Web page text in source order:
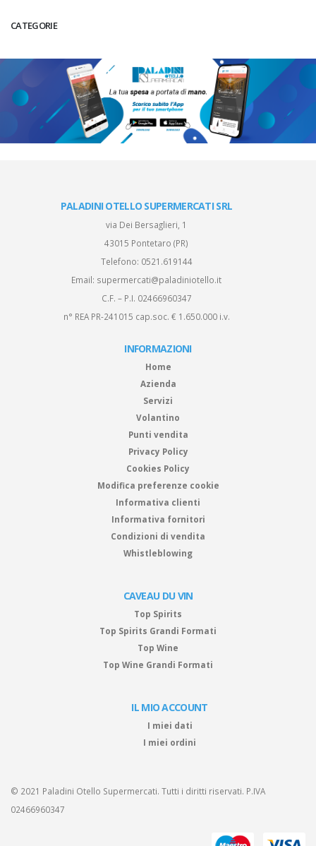
CATEGORIE
PALADINI OTELLO SUPERMERCATI SRL
via Dei Bersaglieri, 1
43015 Pontetaro (PR)
Telefono: 0521.619144
Email: supermercati@paladiniotello.it
C.F. – P.I. 02466960347
n° REA PR-241015 cap.soc. € 1.650.000 i.v.
INFORMAZIONI
Home
Azienda
Servizi
Volantino
Punti vendita
Privacy Policy
Cookies Policy
Modifica preferenze cookie
Informativa clienti
Informativa fornitori
Condizioni di vendita
Whistleblowing
CAVEAU DU VIN
Top Spirits
Top Spirits Grandi Formati
Top Wine
Top Wine Grandi Formati
IL MIO ACCOUNT
I miei dati
I miei ordini
© 2021 Paladini Otello Supermercati. Tutti i diritti riservati. P.IVA
02466960347